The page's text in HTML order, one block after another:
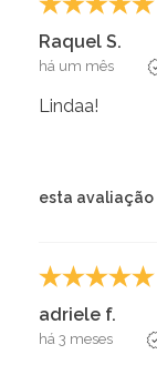
Raquel S.
há um mês
Lindaa!
esta
adriele f.
há 3 meses